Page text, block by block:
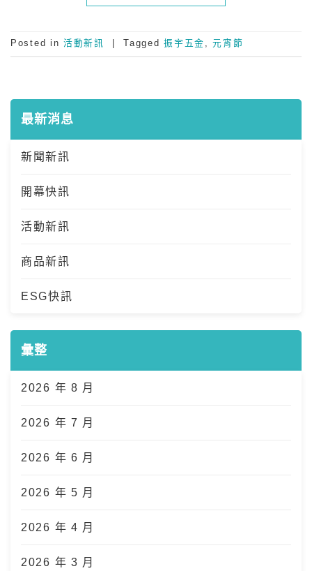
最新消息
新聞新訊
開幕快訊
活動新訊
商品新訊
ESG快訊
彙整
2026 年 8 月
2026 年 7 月
2026 年 6 月
2026 年 5 月
2026 年 4 月
2026 年 3 月
Posted in 活動新訊 Tagged振宇五金 ,元宵節